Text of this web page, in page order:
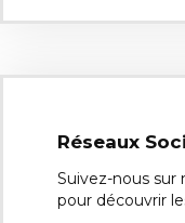
Réseaux
Suivez-nous sur
pour découvrir